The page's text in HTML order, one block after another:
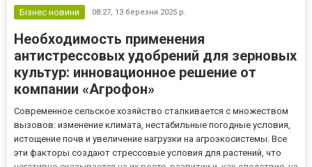
Бізнес новини 08:27, 13 березня 2025 р.
Необходимость применения
антистрессовых удобрений для зерновых
культур: инновационное решение от
компании «Агрофон»
Современное сельское хозяйство сталкивается с множеством
вызовов: изменение климата, нестабильные погодные условия,
истощение почв и увеличение нагрузки на агроэкосистемы. Все
эти факторы создают стрессовые условия для растений, что